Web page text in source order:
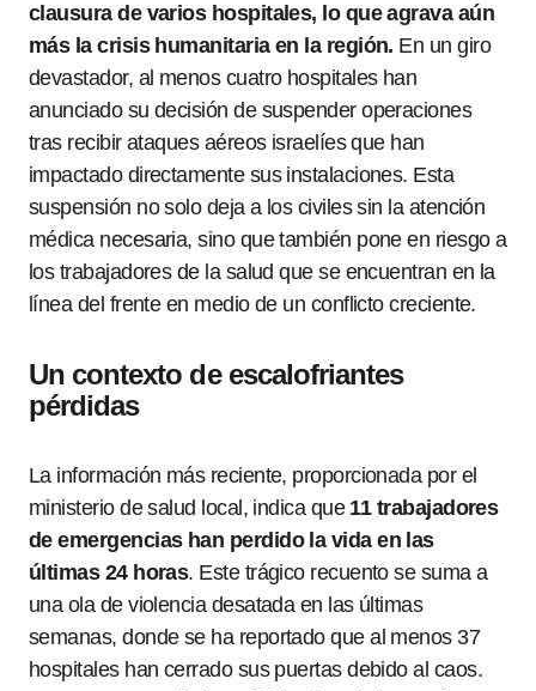
clausura de varios hospitales, lo que agrava aún
más la crisis humanitaria en la región. En un giro
devastador, al menos cuatro hospitales han
anunciado su decisión de suspender operaciones
tras recibir ataques aéreos israelíes que han
impactado directamente sus instalaciones. Esta
suspensión no solo deja a los civiles sin la atención
médica necesaria, sino que también pone en riesgo a
los trabajadores de la salud que se encuentran en la
línea del frente en medio de un conflicto creciente.
Un contexto de escalofriantes
pérdidas
La información más reciente, proporcionada por el
ministerio de salud local, indica que 11 trabajadores
de emergencias han perdido la vida en las
últimas 24 horas. Este trágico recuento se suma a
una ola de violencia desatada en las últimas
semanas, donde se ha reportado que al menos 37
hospitales han cerrado sus puertas debido al caos.